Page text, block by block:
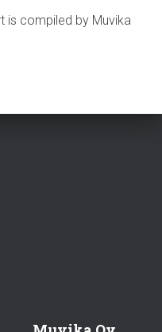
is compiled by Muvika